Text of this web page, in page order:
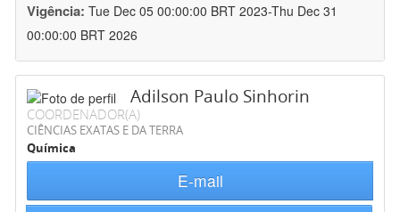
Vigência: Tue Dec 05 00:00:00 BRT 2023-Thu Dec 31
00:00:00 BRT 2026
Adilson Paulo Sinhorin
COORDENADOR(A)
CIÊNCIAS EXATAS E DA TERRA
Química
E-mail